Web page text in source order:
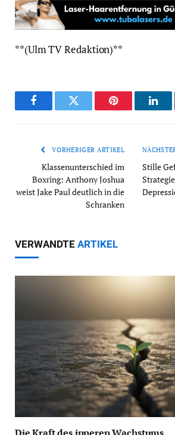
**(Ulm TV Redaktion)**
FacebookTwitter Pinterest
VORHERIGER ARTIKEL
Klassenunterschied im
Boxring: Anthony Joshua
weist Jake Paul deutlich in die
Schranken
Stille
VERWANDTE ARTIKEL